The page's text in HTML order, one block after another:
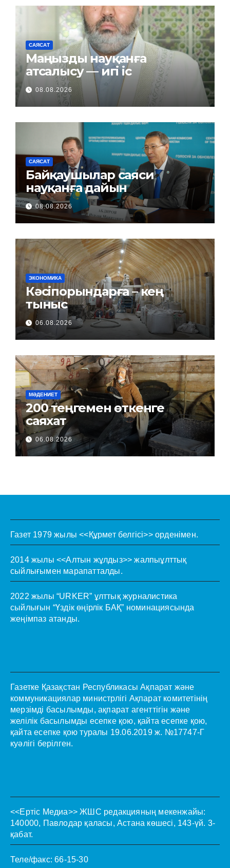
САЯСАТ
Маңызды науқанға
атсалысу — игі іс
08.08.2026
САЯСАТ
Байқаушылар саяси
науқанға дайын
08.08.2026
ЭКОНОМИКА
Кәсіпорындарға – кең
тыныс
06.08.2026
МӘДЕНИЕТ
200 теңгемен өткенге
саяхат
06.08.2026
Газет 1979 жылы <<Құрмет белгісі>> орденімен.
2014 жылы <<Алтын жұлдыз>> жалпыұлттық
сыйлығымен марапатталды.
2022 жылы “URKER” ұлттық журналистика
сыйлығын “Үздік өңірлік БАҚ” номинациясында
жеңімпаз атанды.
Газетке Қазақстан Республикасы Ақпарат және
коммуникациялар министрлігі Ақпарат комитетінің
мерзімді басылымды, ақпарат агенттігін және
желілік басылымды есепке қою, қайта есепке қою,
қайта есепке қою туралы 19.06.2019 ж. №17747-Г
куәлігі берілген.
<<Ертіс Медиа>> ЖШС редакцияның мекенжайы:
140000, Павлодар қаласы, Астана көшесі, 143-үй. 3-
қабат.
Теле/факс: 66-15-30